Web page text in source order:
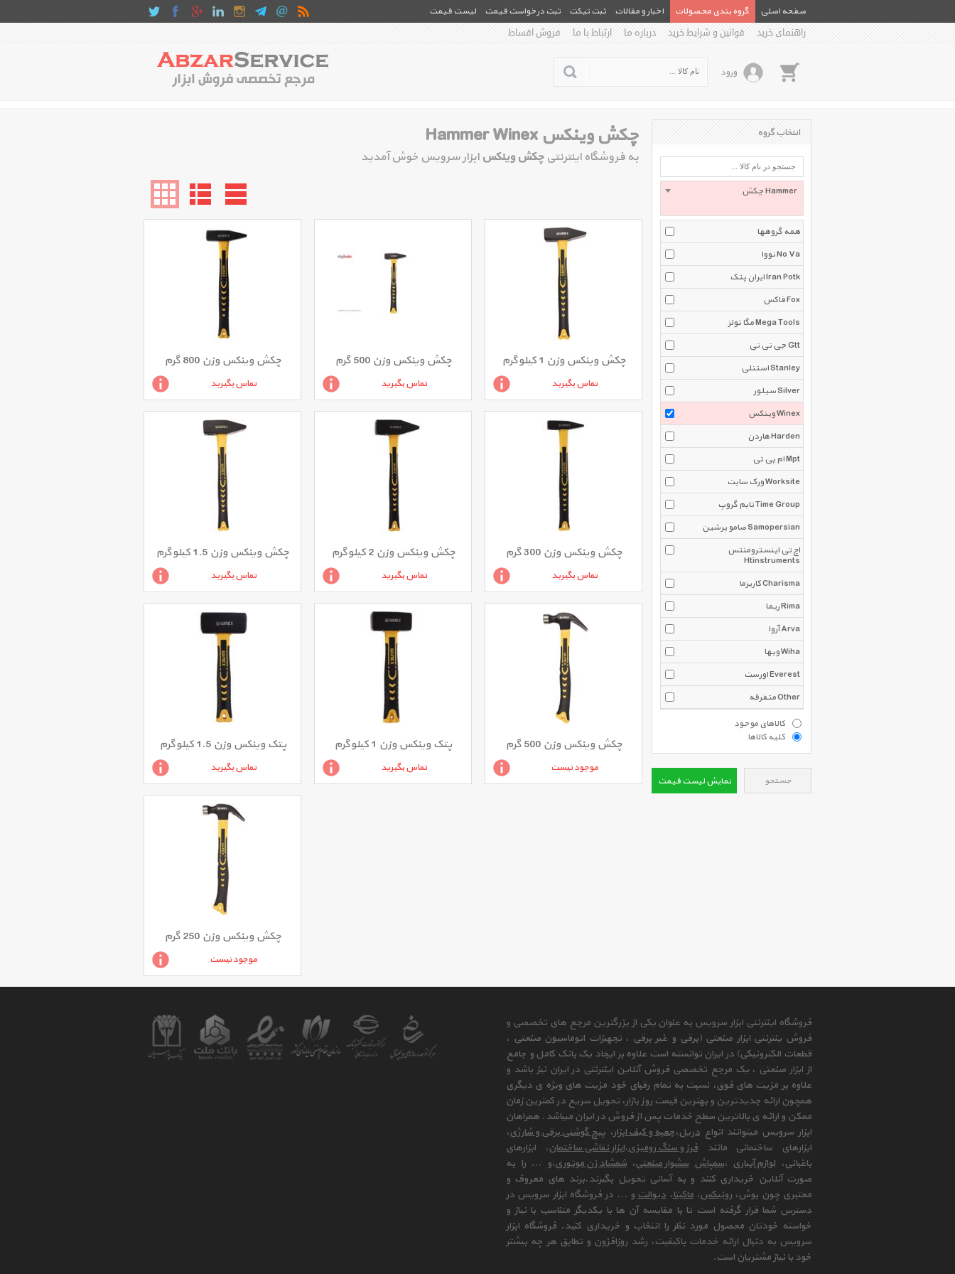
صفحه اصلی گروه بندی محصولات اخبار و مقالات ثبت تیکت ثبت درخواست قیمت
لیست قیمت
راهنمای خرید
قوانین و شرایط خرید درباره ما ارتباط با ما فروش اقساط
ورود
چکش وینکس Hammer Winex
به فروشگاه اینترنتی چکش وینکس ابزار سرویس خوش آمدید
چکش وینکس وزن 800 گرم
تماس بگیرید
چکش وینکس وزن 500 گرم
تماس بگیرید
چکش وینکس وزن 1 کیلوگرم
تماس بگیرید
چکش وینکس وزن 1.5 کیلوگرم
تماس بگیرید
چکش وینکس وزن 2 کیلوگرم
تماس بگیرید
چکش وینکس وزن 300 گرم
تماس بگیرید
پتک وینکس وزن 1.5 کیلوگرم
تماس بگیرید
پتک وینکس وزن 1 کیلوگرم
تماس بگیرید
چکش وینکس وزن 500 گرم
موجود نیست
چکش وینکس وزن 250 گرم
موجود نیست
انتخاب گروه
چکش Hammer
همه گروهها
نووا No Va
ایران پتک Iran Potk
فاکس Fox
مگا تولز Mega Tools
جی تی تی Gtt
استنلی Stanley
سیلور Silver
وینکس Winex
هاردن Harden
ام پی تی Mpt
ورک سایت Worksite
تایم گروپ Time Group
صامو پرشین Samopersian
اچ تی اینسترومنتس
Htinstruments
کاریزما Charisma
ریما Rima
آروا Arva
ویها Wiha
اورست Everest
متفرقه Other
کالاهای موجود
کلیه کالاها
جستجو نمایش لیست قیمت
فروشگاه اینترنتی ابزار سرویس به عنوان یکی از بزرگترین مرجع های تخصصی و
فروش ینترنتی ابزار صنعتی (برقی و غیر برقی ، تجهیزات اتوماسیون صنعتی ،
قطعات الکترونیکی) در ایران توانسته است علاوه بر ایجاد یک بانک کامل و جامع
از ابزار صنعتی ، یک مرجع تخصصی فروش آنلاین اینترنتی در ایران نیز باشد و
علاوه بر مزیت های فوق، نسبت به تمام رقبای خود مزیت های ویژه ی دیگری
همچون ارائه جدیدترین و بهترین قیمت روز بازار، تحویل سریع در کمترین زمان
ممکن و ارائه ی بالاترین سطح خدمات پس از فروش در ایران میباشد. همراهان
ابزار سرویس میتوانند انواعدریل،جعبه و کیف ابزار، پیچ گوشتی برقی و شارژی،
ابزارهای ساختمانی مانندفرز و سنگ رومیزی،ابزار نقاشی ساختمان، ابزارهای
باغبانی،لوازم آبیاری،سمپاش سشوار صنعتی،شمشاد زن موتوری،و ... را به
صورت آنلاین خریداری کنند و به آسانی تحویل بگیرند.برند های معروف و
معتبری چون بوش، رونیکس،ماکیتا، دیوالتو ... در فروشگاه ابزار سرویس در
دسترس شما قرار گرفته است تا با مقایسه آن ها با یکدیگر متناسب با نیاز و
خواسته خودتان محصول مورد نظر را انتخاب و خریداری کنید. فروشگاه ابزار
سرویس به دنبال ارائه خدمات باکیفیت، رشد روزافزون و تطابق هر چه بیشتر
خود با نیاز مشتریان است.